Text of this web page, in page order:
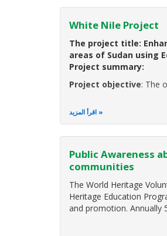
White Nile Project
The project title:
areas of Sudan using
Project summary:
Project objective: The
اقرأ المزيد
Public Awareness
communities
The World Heritage
Heritage Education
and promotion. Annually